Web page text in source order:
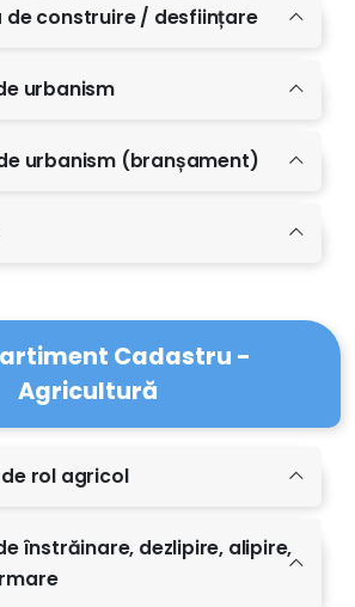
de construire / desființare
urbanism
urbanism (branșament)
Cadastru -
Agricultură
de rol agricol
înstrăinare, dezlipire, alipire,